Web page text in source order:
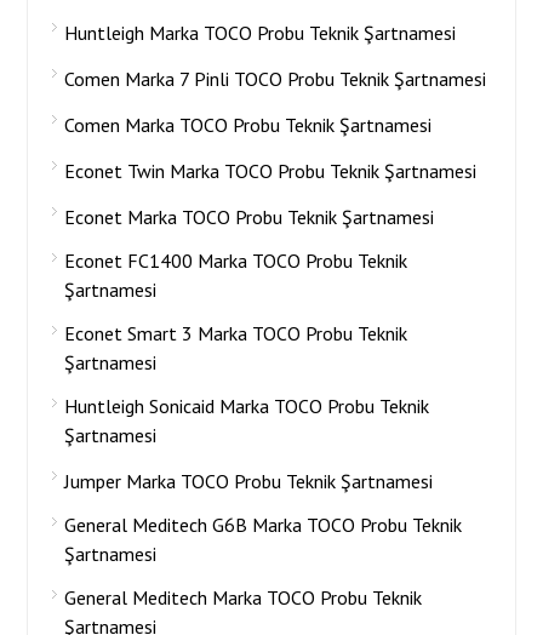
Huntleigh Marka TOCO Probu Teknik Şartnamesi
Comen Marka 7 Pinli TOCO Probu Teknik Şartnamesi
Comen Marka TOCO Probu Teknik Şartnamesi
Econet Twin Marka TOCO Probu Teknik Şartnamesi
Econet Marka TOCO Probu Teknik Şartnamesi
Econet FC1400 Marka TOCO Probu Teknik
Şartnamesi
Econet Smart 3 Marka TOCO Probu Teknik
Şartnamesi
Huntleigh Sonicaid Marka TOCO Probu Teknik
Şartnamesi
Jumper Marka TOCO Probu Teknik Şartnamesi
General Meditech G6B Marka TOCO Probu Teknik
Şartnamesi
General Meditech Marka TOCO Probu Teknik
Şartnamesi